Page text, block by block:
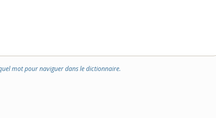
mot pour naviguer dans le dictionnaire.